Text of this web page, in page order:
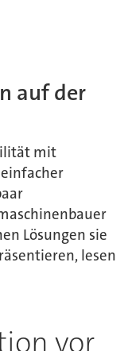
auf der
mit
Lösungen sie
lesen
vor